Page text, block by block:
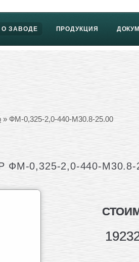
О ЗАВОДЕ ПРОДУКЦИЯ
» ФМ-0,325-2,0-440-М30.8-25.00
0,325-2,0-440-М30.8-